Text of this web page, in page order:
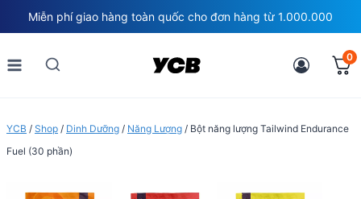
to
content
Miễn phí giao hàng toàn quốc cho đơn hàng từ 1.000.000
0
YCB / Shop / Dinh Dưỡng / Năng Lượng / Bột năng lượng Tailwind Endurance
Fuel (30 phần)